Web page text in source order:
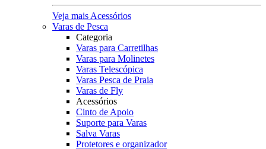
Veja mais Acessórios
Varas de Pesca
Categoria
Varas para Carretilhas
Varas para Molinetes
Varas Telescópica
Varas Pesca de Praia
Varas de Fly
Acessórios
Cinto de Apoio
Suporte para Varas
Salva Varas
Protetores e organizador